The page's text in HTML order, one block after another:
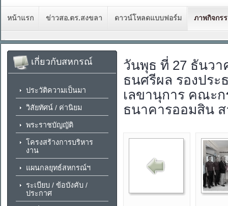
หน้าแรก ข่าวสอ.ตร.สงขลา ดาวน์โหลดแบบฟอร์ม ภาพกิจกร
วันพุธ ที่ 27 ธันวา
ธนศรีผล รองปร
เลขานุการ คณะก
ธนาคารออมสิน
เกี่ยวกับสหกรณ์
ประวัติความเป็นมา
วิสัยทัศน์ / ค่านิยม
พระราชบัญญัติ
โครงสร้างการบริหาร
งาน
แผนกลยุทธ์สหกรณ์ฯ
ระเบียบ / ข้อบังคับ /
ประกาศ